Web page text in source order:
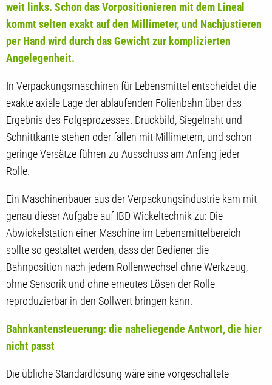
weit links. Schon das Vorpositionieren mit dem Lineal
kommt selten exakt auf den Millimeter, und Nachjustieren
per Hand wird durch das Gewicht zur komplizierten
Angelegenheit.
In Verpackungsmaschinen für Lebensmittel entscheidet die
exakte axiale Lage der ablaufenden Folienbahn über das
Ergebnis des Folgeprozesses. Druckbild, Siegelnaht und
Schnittkante stehen oder fallen mit Millimetern, und schon
geringe Versätze führen zu Ausschuss am Anfang jeder
Rolle.
Ein Maschinenbauer aus der Verpackungsindustrie kam mit
genau dieser Aufgabe auf IBD Wickeltechnik zu: Die
Abwickelstation einer Maschine im Lebensmittelbereich
sollte so gestaltet werden, dass der Bediener die
Bahnposition nach jedem Rollenwechsel ohne Werkzeug,
ohne Sensorik und ohne erneutes Lösen der Rolle
reproduzierbar in den Sollwert bringen kann.
Bahnkantensteuerung: die naheliegende Antwort, die hier
nicht passt
Die übliche Standardlösung wäre eine vorgeschaltete